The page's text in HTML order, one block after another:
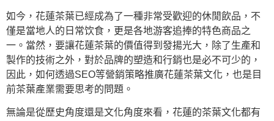
如今，花蓮茶葉已經成為了一種非常受歡迎的休閒飲品，不
僅是當地人的日常饮食，更是各地游客追捧的特色商品之
一。當然，要讓花蓮茶葉的價值得到發揚光大，除了生產和
製作的技術之外，對於品牌的塑造和行銷也是必不可少的，
因此，如何透過SEO等營銷策略推廣花蓮茶葉文化，也是目
前茶葉產業需要思考的問題。
無論是從歷史角度還是文化角度來看，花蓮的茶葉文化都有